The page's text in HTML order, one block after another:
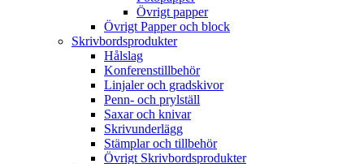
Övrigt papper
Övrigt Papper och block
Skrivbordsprodukter
Hålslag
Konferenstillbehör
Linjaler och gradskivor
Penn- och prylställ
Saxar och knivar
Skrivunderlägg
Stämplar och tillbehör
Övrigt Skrivbordsprodukter